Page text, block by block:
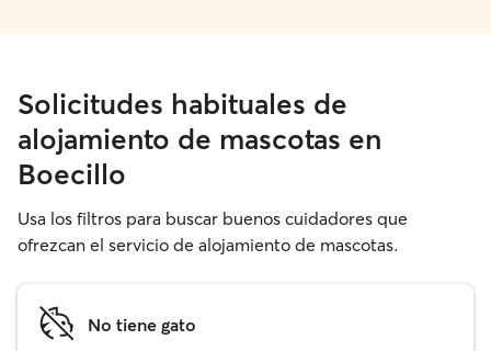
Solicitudes habituales de
alojamiento de mascotas en
Boecillo
Usa los filtros para buscar buenos cuidadores que
ofrezcan el servicio de alojamiento de mascotas.
No tiene gato